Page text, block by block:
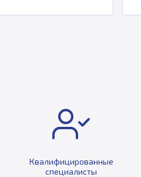
Квалифицированные
специалисты